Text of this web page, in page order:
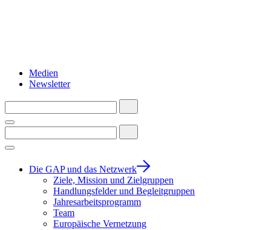
Medien
Newsletter
Die GAP und das Netzwerk
Ziele, Mission und Zielgruppen
Handlungsfelder und Begleitgruppen
Jahresarbeitsprogramm
Team
Europäische Vernetzung